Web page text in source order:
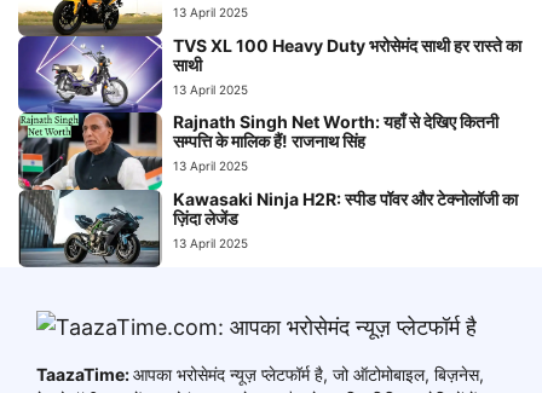
13 April 2025
TVS XL 100 Heavy Duty भरोसेमंद साथी हर रास्ते का
साथी
13 April 2025
Rajnath Singh Net Worth: यहाँ से देखिए कितनी
सम्पत्ति के मालिक हैं! राजनाथ सिंह
13 April 2025
Kawasaki Ninja H2R: स्पीड पॉवर और टेक्नोलॉजी का
ज़िंदा लेजेंड
13 April 2025
TaazaTime:आपका भरोसेमंद न्यूज़ प्लेटफॉर्म है, जो ऑटोमोबाइल, बिज़नेस,